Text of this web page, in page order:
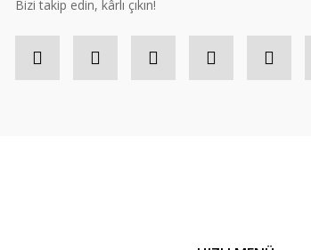
Bizi takip edin, kârlı çıkın!